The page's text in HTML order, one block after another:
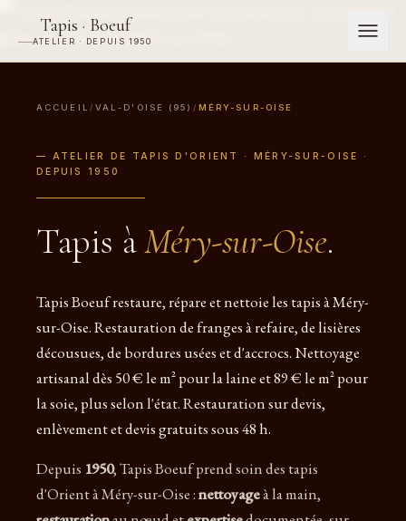
Tapis · Boeuf
ATELIER · DEPUIS 1950
ACCUEIL / VAL-D'OISE (95) / MÉRY-SUR-OISE
— ATELIER DE TAPIS D'ORIENT · MÉRY-SUR-OISE ·
DEPUIS 1950
Tapis àMéry-sur-Oise.
Tapis Boeuf restaure, répare et nettoie les tapis à Méry-
sur-Oise. Restauration de franges à refaire, de lisières
décousues, de bordures usées et d'accrocs. Nettoyage
artisanal dès 50 € le m² pour la laine et 89 € le m² pour
la soie, plus selon l'état. Restauration sur devis,
enlèvement et devis gratuits sous 48 h.
Depuis 1950, Tapis Boeuf prend soin des tapis
d'Orient à Méry-sur-Oise :nettoyageà la main,